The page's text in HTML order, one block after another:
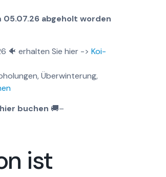
05.07.26 abgeholt worden
🐠 erhalten Sie hier -> Koi-
Überwinterung,
buchen 🚚–
ist